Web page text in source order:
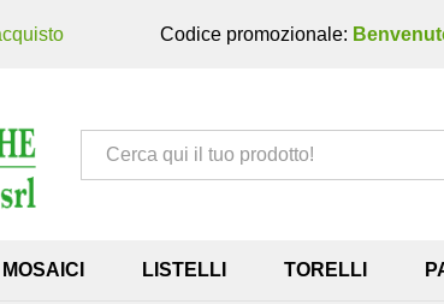
Codice promozionale:
Tutto
MOSAICI LISTELLI TORELLI